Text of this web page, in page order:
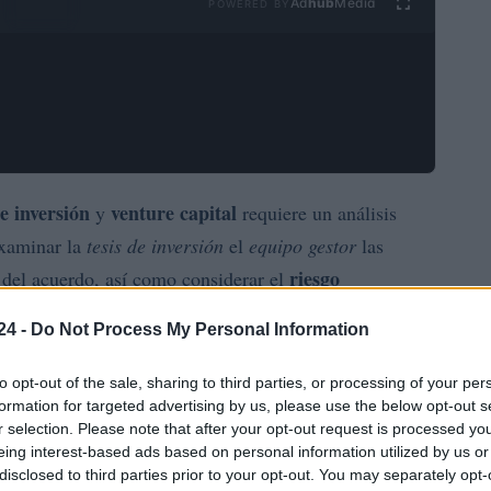
- Do Not Process My Personal Information
opt-out of the sale, sharing to third parties, or processing of your
for targeted advertising by us, please use the below opt-out
selection. Please note that after your opt-out request is processed
interest-based ads based on personal information utilized by us
to third parties prior to your opt-out. You may separately
inversión y venture capital requiere un análisis
la tesis de inversión el equipo gestor las
del acuerdo, así como considerar el riesgo
inversor que busque maximizar su retorno y
un checklist detallado para realizar una evaluación